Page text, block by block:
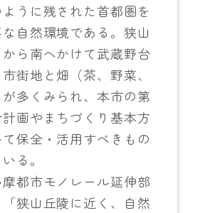
ように残された首都圏を
自然環境である。狭山
ら南へかけて武蔵野台
街地と畑（茶、野菜、
多くみられ、本市の第
画やまちづくり基本方
保全・活用すべきもの
る。
都市モノレール延伸部
狭山丘陵に近く、自然